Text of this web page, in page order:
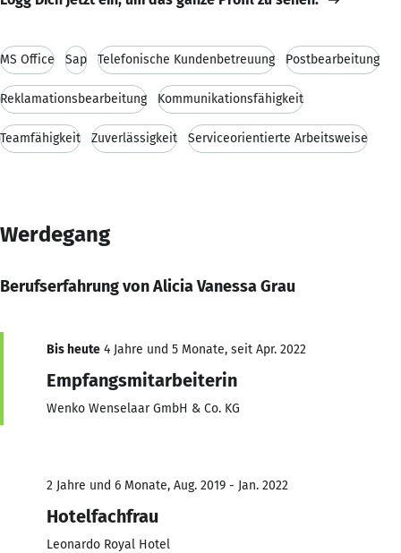
MS Office Sap Telefonische Kundenbetreuung Postbearbeitung
Reklamationsbearbeitung Kommunikationsfähigkeit
Teamfähigkeit Zuverlässigkeit Serviceorientierte Arbeitsweise
Werdegang
Berufserfahrung von Alicia Vanessa Grau
Bis heute 4 Jahre und 5 Monate, seit Apr. 2022
Empfangsmitarbeiterin
Wenko Wenselaar GmbH & Co. KG
2 Jahre und 6 Monate, Aug. 2019 - Jan. 2022
Hotelfachfrau
Leonardo Royal Hotel